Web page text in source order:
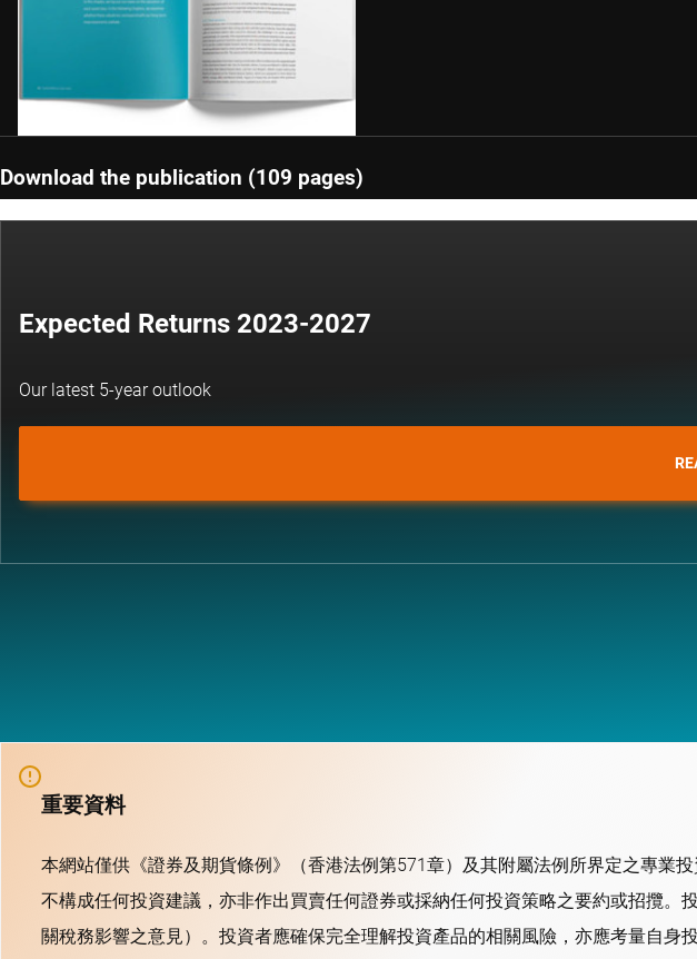
Download the publication (109 pages)
Expected Returns 2023-2027
Our latest 5-year outlook
重要資料
本網站僅供《證券及期貨條例》（香港法例第571章）及其附屬法例所界定之專業
不構成任何投資建議，亦非作出買賣任何證券或採納任何投資策略之要約或招攬
關稅務影響之意見）。投資者應確保完全理解投資產品的相關風險，亦應考量自